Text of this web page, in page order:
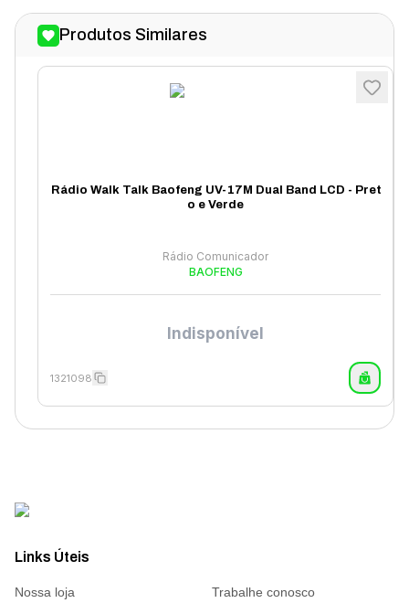
Produtos Similares
Rádio Walk Talk Baofeng UV-17M Dual Band LCD - Pret
o e Verde
Rádio Comunicador
BAOFENG
Indisponível
1321098
Links Úteis
Nossa loja
Trabalhe conosco